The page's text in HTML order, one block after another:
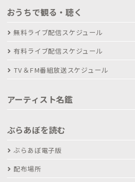
おうちで観る・聴く
無料ライブ配信スケジュール
有料ライブ配信スケジュール
TV＆FM番組放送スケジュール
アーティスト名鑑
ぶらあぼを読む
ぶらあぼ電子版
配布場所